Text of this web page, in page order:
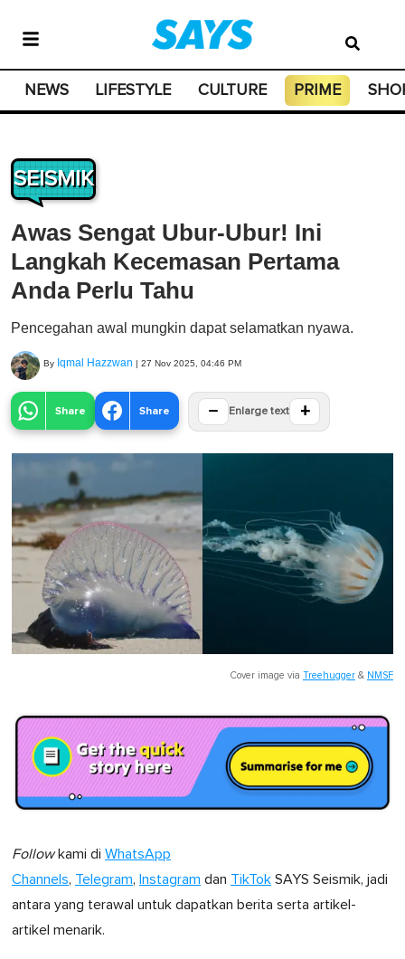
NEWS LIFESTYLE CULTURE PRIME
SEISMIK
Awas Sengat Ubur-Ubur! Ini
Langkah Kecemasan Pertama
Anda Perlu Tahu
Pencegahan awal mungkin dapat selamatkan nyawa.
By Iqmal Hazzwan | 27 Nov 2025, 04:46 PM
Share Share − Enlarge text +
Cover image via Treehugger & NMSF
Followkami di WhatsApp
Channels, Telegram, Instagram dan TikTok SAYS Seismik, jadi
antara yang terawal untuk dapatkan berita serta artikel-
artikel menarik.